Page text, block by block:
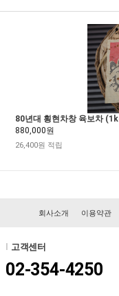
80년대 횡현차창 육보차
880,000원
26,400원 적립
회사소개 이용약관
고객센터
02-354-4250